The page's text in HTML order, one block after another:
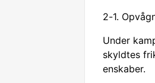
2-1.
Under
skyldtes
enskaber.